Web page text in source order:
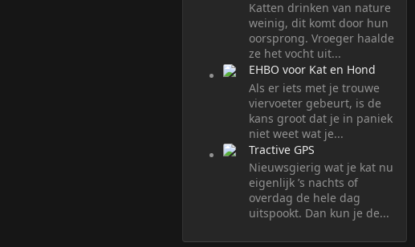
Katten drinken van nature
weinig, dit komt door hun
oorsprong. Vroeger haalde
ze het vocht uit...
EHBO voor Kat en Hond
Als er iets met je trouwe
viervoeter gebeurt, is de
kans groot dat je in paniek
niet weet wat je...
Tractive GPS
Nieuwsgierig wat je kat nu
eigenlijk ’s nachts of
overdag de hele dag
uitspookt. Dan kun je de...